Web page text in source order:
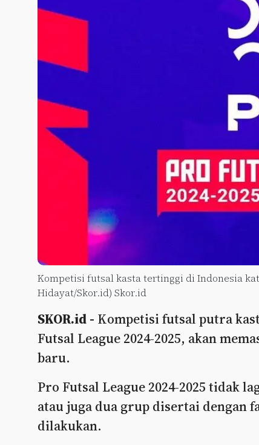
Kompetisi futsal kasta tertinggi di Indonesia
Hidayat/Skor.id) Skor.id
SKOR.id - Kompetisi futsal putra
Futsal League 2024-2025, akan
baru.
Pro Futsal League 2024-2025 tidak
atau juga dua grup disertai dengan
dilakukan.